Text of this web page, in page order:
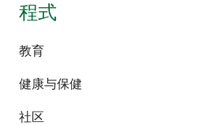
程式
教育
健康与保健
社区